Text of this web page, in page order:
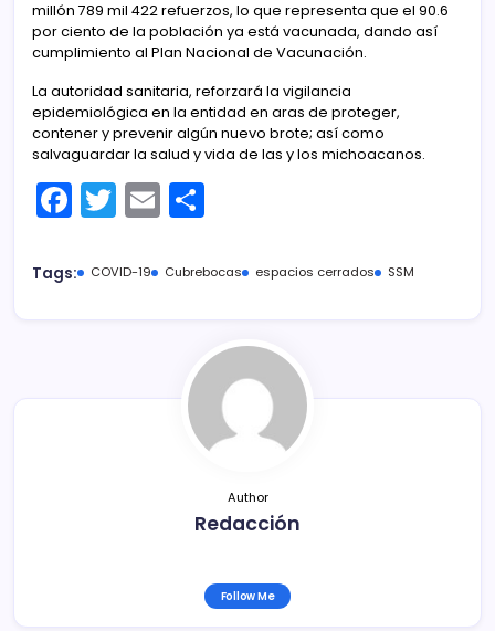
millón 789 mil 422 refuerzos, lo que representa que el 90.6
por ciento de la población ya está vacunada, dando así
cumplimiento al Plan Nacional de Vacunación.
La autoridad sanitaria, reforzará la vigilancia
epidemiológica en la entidad en aras de proteger,
contener y prevenir algún nuevo brote; así como
salvaguardar la salud y vida de las y los michoacanos.
F
a
c
T
w
itt
E
m
ai m
ar
tir
Tags: COVID-19 Cubrebocas espacios cerrados SSM
Author
Redacción
Follow Me